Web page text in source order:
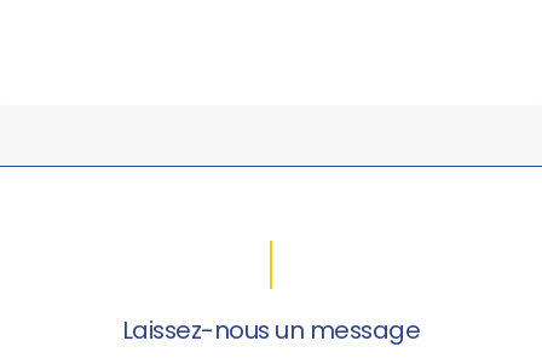
Laissez-nous un message